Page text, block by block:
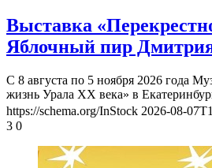
Выставка
Яблочный пир
С 8 августа по 5 ноября 2026 года
жизнь Урала ХХ века» в
https://schema.org/InStock 2026-08-
3 0